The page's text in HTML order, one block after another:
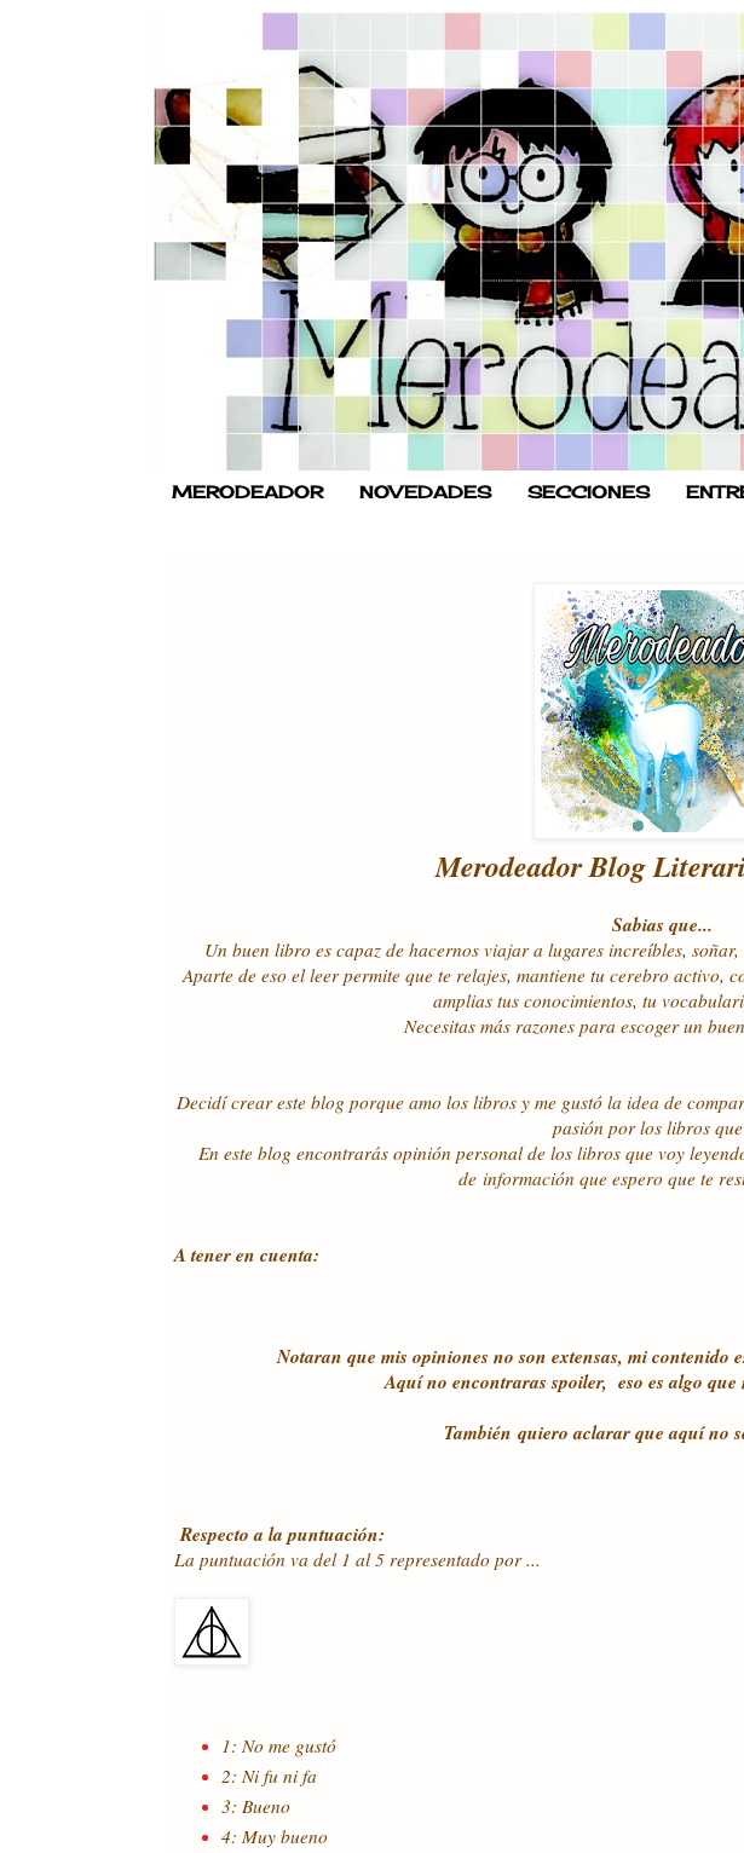
MERODEADOR NOVEDADES SECCIONES
Merodeador Blog
Sabias que...
Un buen libro es capaz de hacernos viajar a lugares increíbles,
Aparte de eso el leer permite que te relajes, mantiene tu cerebro activo,
amplias tus conocimientos, tu
Necesitas más razones para escoger un
Decidí crear este blog porque amo los libros y me gustó la idea de
pasión por los libros
En este blog encontrarás opinión personal de los libros que voy
de información que espero que te
A tener en cuenta:
Notaran que mis opiniones no son extensas, mi contenido
Aquí no encontraras spoiler, eso es algo
También quiero aclarar que aquí no
Respecto a la puntuación:
La puntuación va del 1 al 5 representado por ...
1: No me gustó
2: Ni fu ni fa
3: Bueno
4: Muy bueno